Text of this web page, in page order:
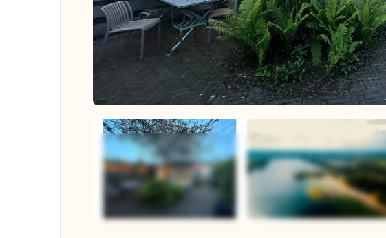
View all photos